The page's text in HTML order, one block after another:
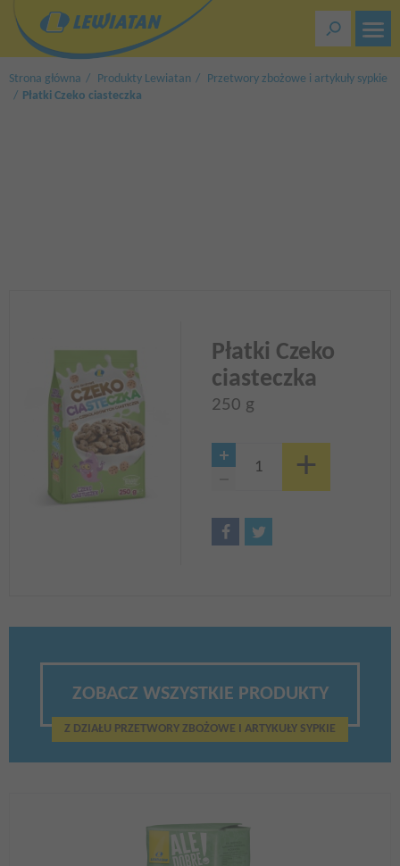
treści
Strona główna Produkty Lewiatan
Przetwory zbożowe i artykuły sypkie
Płatki Czeko ciasteczka
Płatki Czeko
ciasteczka
250 g
ZOBACZ WSZYSTKIE PRODUKTY
Z DZIAŁU PRZETWORY ZBOŻOWE I ARTYKUŁY SYPKIE